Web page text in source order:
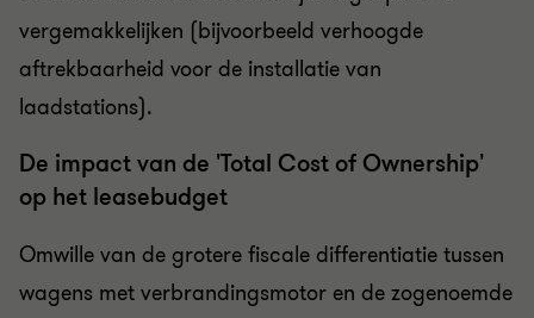
vergemakkelijken (bijvoorbeeld verhoogde
aftrekbaarheid voor de installatie van
laadstations).
De impact van de 'Total Cost of Ownership'
op het leasebudget
Omwille van de grotere fiscale differentiatie tussen
wagens met verbrandingsmotor en de zogenoemde